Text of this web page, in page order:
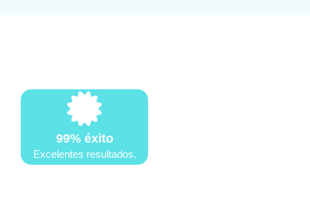
99% éxito
Excelentes resultados.